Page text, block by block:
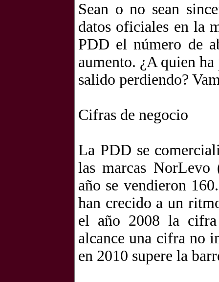
Sean o no sean
datos oficiales en la
PDD el número de
aumento. ¿A quien
salido perdiendo?
Cifras de negocio
La PDD se
las marcas NorLevo
año se vendieron
han crecido a un
el año 2008 la cifra
alcance una cifra no
en 2010 supere la